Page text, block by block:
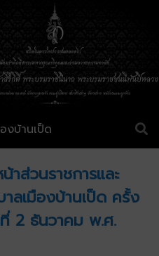
งบ้านเป็ด
าส่วนราชการและ
ลเมืองบ้านเป็ด ครั้ง
2 ธันวาคม พ.ศ.